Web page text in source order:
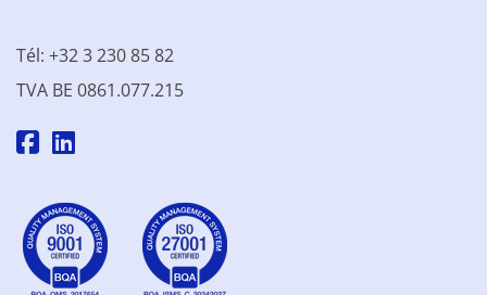
Tél: +32 3 230 85 82
TVA BE 0861.077.215